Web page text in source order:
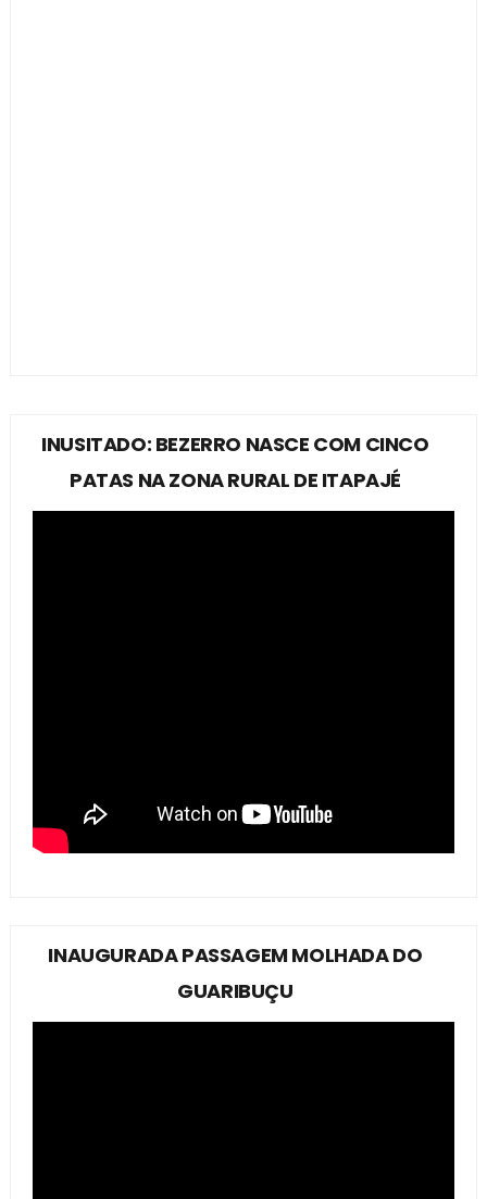
INUSITADO: BEZERRO NASCE COM CINCO
PATAS NA ZONA RURAL DE ITAPAJÉ
INAUGURADA PASSAGEM MOLHADA DO
GUARIBUÇU